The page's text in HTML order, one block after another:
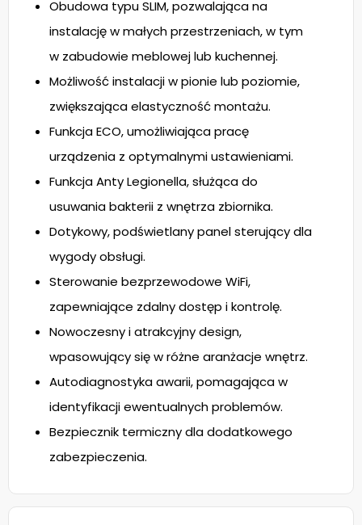
Obudowa typu SLIM, pozwalająca na
instalację w małych przestrzeniach, w tym
w zabudowie meblowej lub kuchennej.
Możliwość instalacji w pionie lub poziomie,
zwiększająca elastyczność montażu.
Funkcja ECO, umożliwiająca pracę
urządzenia z optymalnymi ustawieniami.
Funkcja Anty Legionella, służąca do
usuwania bakterii z wnętrza zbiornika.
Dotykowy, podświetlany panel sterujący dla
wygody obsługi.
Sterowanie bezprzewodowe WiFi,
zapewniające zdalny dostęp i kontrolę.
Nowoczesny i atrakcyjny design,
wpasowujący się w różne aranżacje wnętrz.
Autodiagnostyka awarii, pomagająca w
identyfikacji ewentualnych problemów.
Bezpiecznik termiczny dla dodatkowego
zabezpieczenia.